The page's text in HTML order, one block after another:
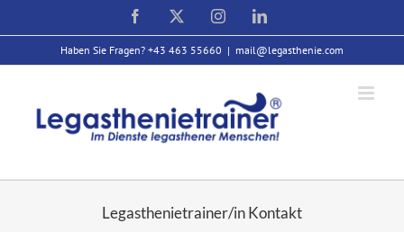
Facebook InstagramLinkedIn
Haben Sie Fragen? +43 463 55660 | mail@legasthenie.com
Legasthenietrainer/in Kontakt